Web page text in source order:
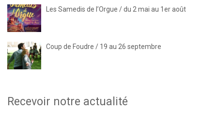
Les Samedis de l’Orgue / du 2 mai au 1er août
Coup de Foudre / 19 au 26 septembre
Recevoir notre actualité